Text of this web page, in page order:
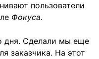
пользователи
Фокуса.
дня. Сделали мы еще
заказчика. На этот